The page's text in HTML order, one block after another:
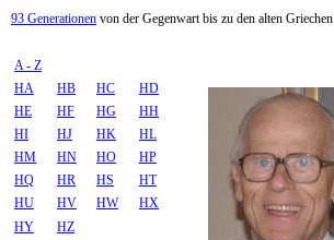
93 Generationen von der Gegenwart bis zu den alten Griechen
A - Z
HA
HB HC
HD
HE
HF HG
HH
HI
HJ HK
HL
HM
HN HO
HP
HQ
HR HS
HT
HU
HV HW
HX
HY
HZ